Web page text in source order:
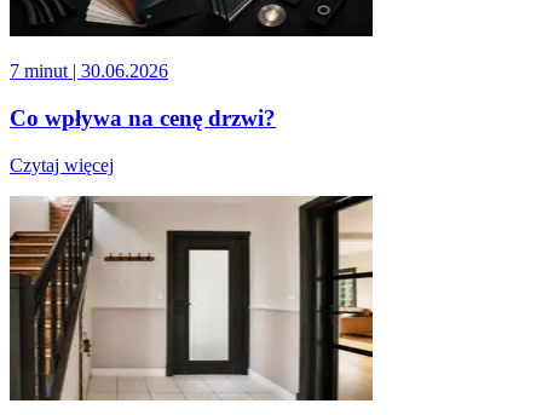
7 minut | 30.06.2026
Co wpływa na cenę drzwi?
Czytaj więcej